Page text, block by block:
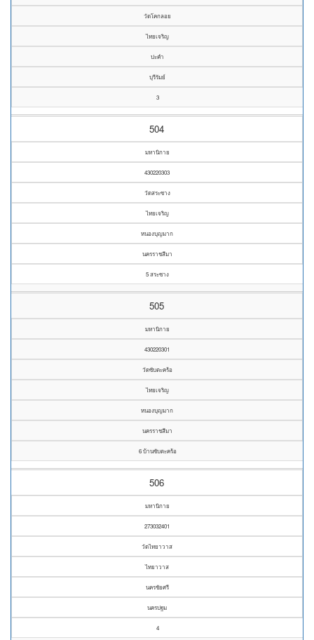
วัดโคกลอย
ไทยเจริญ
ปะคำ
บุรีรัมย์
3
504
มหานิกาย
430220303
วัดสระซาง
ไทยเจริญ
หนองบุญมาก
นครราชสีมา
5 สระซาง
505
มหานิกาย
430220301
วัดซับตะคร้อ
ไทยเจริญ
หนองบุญมาก
นครราชสีมา
6 บ้านซับตะคร้อ
506
มหานิกาย
273032401
วัดไทยาวาส
ไทยาวาส
นครชัยศรี
นครปฐม
4